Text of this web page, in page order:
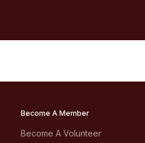
Become A Member
Become A Volunteer